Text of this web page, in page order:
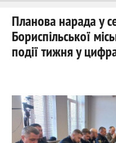
Планова нарада у
Бориспільської
події тижня у